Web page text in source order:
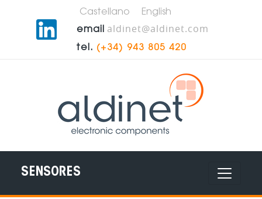
Castellano
English
email
aldinet@aldinet.com
tel. (+34) 943 805 420
SENSORES